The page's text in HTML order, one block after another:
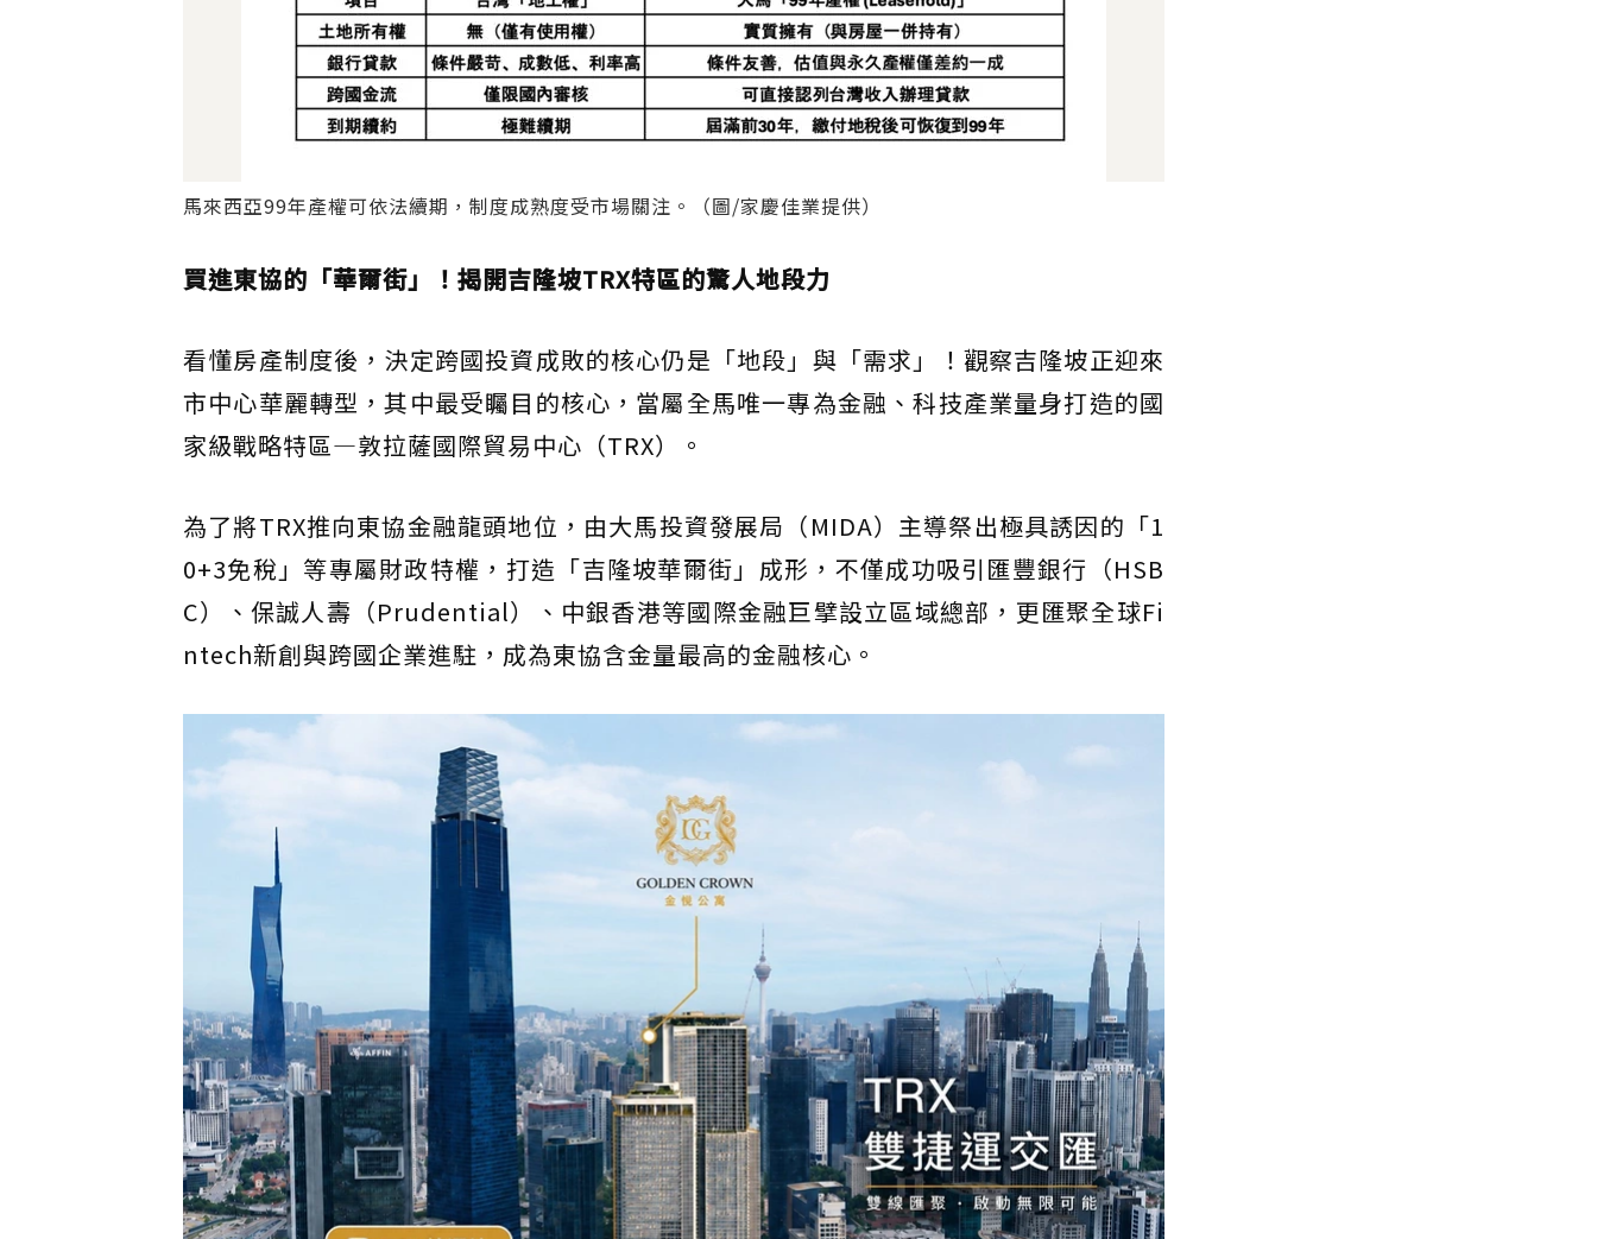
馬來西亞99年產權可依法續期，制度成熟度受市場關注。（圖/家慶佳業提供）
買進東協的「華爾街」！揭開吉隆坡TRX特區的驚人地段力
看懂房產制度後，決定跨國投資成敗的核心仍是「地段」與「需求」！觀察吉隆坡正迎來
市中心華麗轉型，其中最受矚目的核心，當屬全馬唯一專為金融、科技產業量身打造的國
家級戰略特區—敦拉薩國際貿易中心（TRX）。
為了將TRX推向東協金融龍頭地位，由大馬投資發展局（MIDA）主導祭出極具誘因的「1
0+3免稅」等專屬財政特權，打造「吉隆坡華爾街」成形，不僅成功吸引匯豐銀行（HSB
C）、保誠人壽（Prudential）、中銀香港等國際金融巨擘設立區域總部，更匯聚全球Fi
ntech新創與跨國企業進駐，成為東協含金量最高的金融核心。